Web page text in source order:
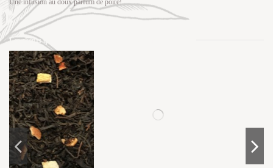
Une infusion au doux parfum de poire!
Les clients qui ont acheté ce produit ont également acheté...